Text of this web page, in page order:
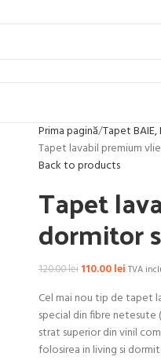
Prima pagină Tapet BAIE,
Tapet lavabil premium
Back to products
Tapet
dormitor
120.00lei 110.00lei TVA
Cel mai nou tip de tapet
special din fibre netesute
strat superior din vinil
folosirea in living si